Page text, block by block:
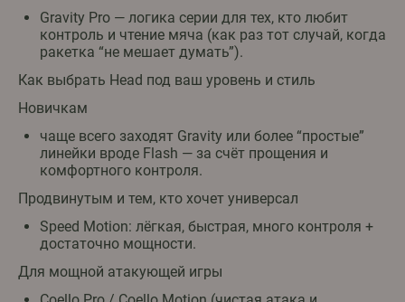
Gravity Pro — логика серии для тех, кто любит
контроль и чтение мяча (как раз тот случай, когда
ракетка “не мешает думать”).
Как выбрать Head под ваш уровень и стиль
Новичкам
чаще всего заходят Gravity или более “простые”
линейки вроде Flash — за счёт прощения и
комфортного контроля.
Продвинутым и тем, кто хочет универсал
Speed Motion: лёгкая, быстрая, много контроля +
достаточно мощности.
Для мощной атакующей игры